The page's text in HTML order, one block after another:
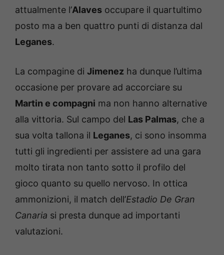
attualmente l’Alaves occupare il quartultimo
posto ma a ben quattro punti di distanza dal
Leganes.
La compagine di Jimenez ha dunque l’ultima
occasione per provare ad accorciare su
Martin e compagni ma non hanno alternative
alla vittoria. Sul campo del Las Palmas, che a
sua volta tallona il Leganes, ci sono insomma
tutti gli ingredienti per assistere ad una gara
molto tirata non tanto sotto il profilo del
gioco quanto su quello nervoso. In ottica
ammonizioni, il match dell’Estadio De Gran
Canaria si presta dunque ad importanti
valutazioni.